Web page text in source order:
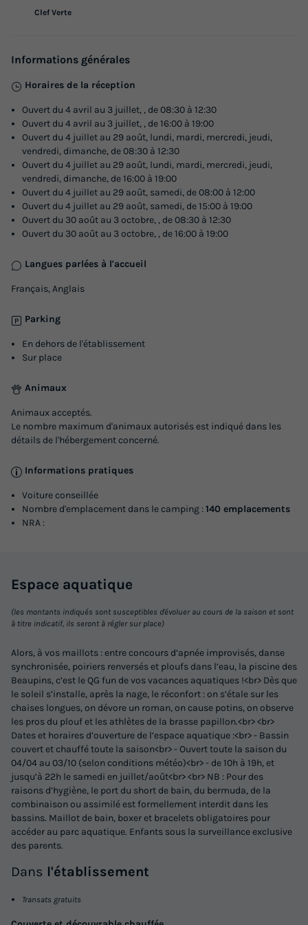
MOBILHOME 4 personnes - 3 pièces 4
Adultes
MOBILHOME 4 personnes - 3 pièces 4 personnes
du29/08/2026au05/09/2026
Meilleur prix pour 7 nuits
Modifier les dates
455 €
Adultes
4
Chambres
Cafetière
MOBILHOME 4 personnes - Confort
du29/08/2026 au05/09/2026
Meilleur prix pour 7 nuits
Modifier les dates
398,81 €
Prix de comparaison
-17%
d'économie
Voir les logements
MOBILHOME 6 personnes - 3 pièces 4/6
personnes
Clef Verte
Informations générales
Horaires de la réception
Ouvert du 4 avril au 3 juillet, , de 08:30 à 12:30
Ouvert du 4 avril au 3 juillet, , de 16:00 à 19:00
Ouvert du 4 juillet au 29 août, lundi, mardi, mercredi, jeudi,
vendredi, dimanche, de 08:30 à 12:30
Ouvert du 4 juillet au 29 août, lundi, mardi, mercredi, jeudi,
vendredi, dimanche, de 16:00 à 19:00
Ouvert du 4 juillet au 29 août, samedi, de 08:00 à 12:00
Ouvert du 4 juillet au 29 août, samedi, de 15:00 à 19:00
Ouvert du 30 août au 3 octobre, , de 08:30 à 12:30
Ouvert du 30 août au 3 octobre, , de 16:00 à 19:00
Langues parlées à l'accueil
Français, Anglais
Parking
En dehors de l'établissement
Sur place
Animaux
Animaux acceptés.
Le nombre maximum d'animaux autorisés est indiqué dans les
détails de l'hébergement concerné.
Informations pratiques
Voiture conseillée
Nombre d'emplacement dans le camping :140 emplacements
NRA :
Espace aquatique
(les montants indiqués sont susceptibles d'évoluer au cours de la saison et sont
à titre indicatif, ils seront à régler sur place)
Alors, à vos maillots : entre concours d’apnée improvisés, danse
synchronisée, poiriers renversés et ploufs dans l’eau, la piscine des
Beaupins, c’est le QG fun de vos vacances aquatiques !<br> Dès que
le soleil s’installe, après la nage, le réconfort : on s’étale sur les
chaises longues, on dévore un roman, on cause potins, on observe
les pros du plouf et les athlètes de la brasse papillon.<br> <br>
Dates et horaires d’ouverture de l’espace aquatique :<br> - Bassin
couvert et chauffé toute la saison<br> - Ouvert toute la saison du
04/04 au 03/10 (selon conditions météo)<br> - de 10h à 19h, et
jusqu’à 22h le samedi en juillet/août<br> <br> NB : Pour des
raisons d’hygiène, le port du short de bain, du bermuda, de la
combinaison ou assimilé est formellement interdit dans les
bassins. Maillot de bain, boxer et bracelets obligatoires pour
accéder au parc aquatique. Enfants sous la surveillance exclusive
des parents.
Dans l'établissement
Transats gratuits